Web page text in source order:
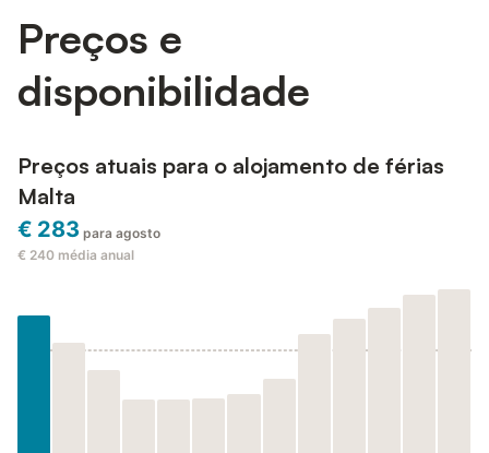
Preços e
disponibilidade
Preços atuais para o alojamento de férias
Malta
€ 283 para agosto
€ 240 média anual